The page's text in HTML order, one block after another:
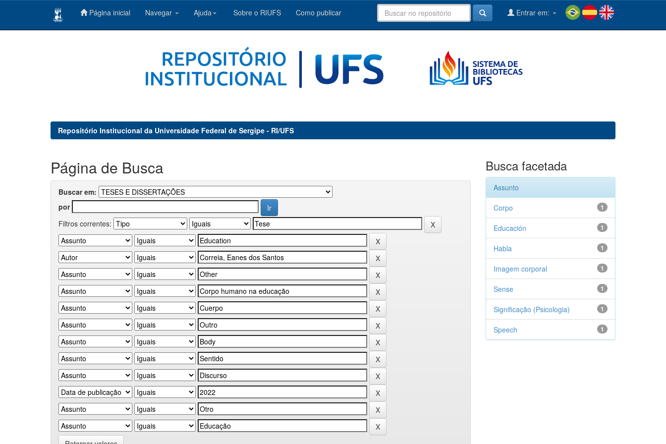
Página inicial Navegar Ajuda Sobre o RIUFS Como publicar Entrar em:
Repositório Institucional da Universidade Federal de Sergipe - RI/UFS
Página de Busca
Buscar em:
por
Filtros correntes:
Busca facetada
Assunto
1
Corpo
1
Educación
1
Habla
1
Imagem corporal
1
Sense
1
Significação (Psicologia)
1
Speech